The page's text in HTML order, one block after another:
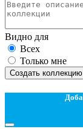
Видно для
Всех
Только мне
Создать коллекцию